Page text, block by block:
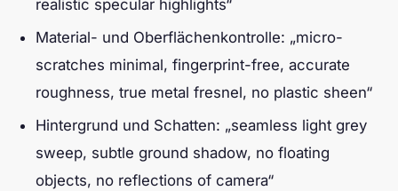
realistic specular highlights“
Material- und Oberflächenkontrolle: „micro-
scratches minimal, fingerprint-free, accurate
roughness, true metal fresnel, no plastic sheen“
Hintergrund und Schatten: „seamless light grey
sweep, subtle ground shadow, no floating
objects, no reflections of camera“